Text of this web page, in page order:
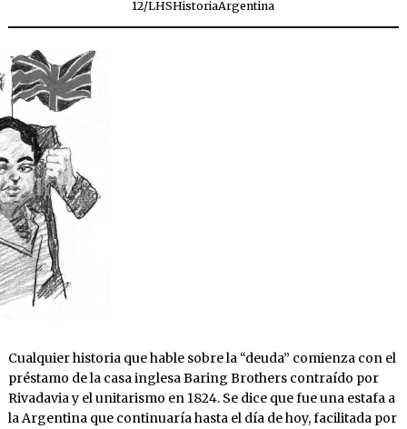
12/LHSHistoriaArgentina
Cualquier historia que hable sobre la “deuda” comienza con el
préstamo de la casa inglesa Baring Brothers contraído por
Rivadavia y el unitarismo en 1824. Se dice que fue una estafa a
la Argentina que continuaría hasta el día de hoy, facilitada por